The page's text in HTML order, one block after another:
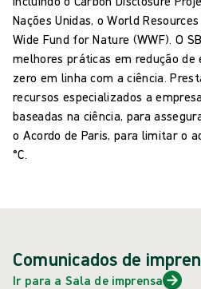
Nações Unidas, o World
Wide Fund for Nature (WWF). O
melhores práticas em redução
zero em linha com a ciência.
recursos especializados a
baseadas na ciência, para
o Acordo de Paris, para limitar o
°C.
Comunicados de
Ir para a Sala de imprensa